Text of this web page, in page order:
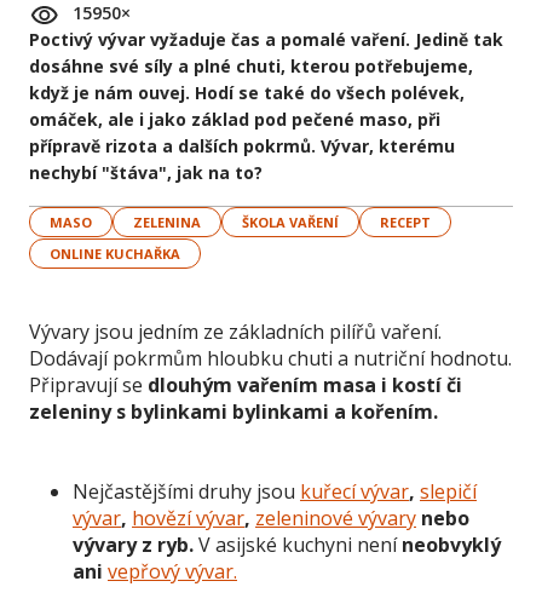
15950×
Poctivý vývar vyžaduje čas a pomalé vaření. Jedině tak
dosáhne své síly a plné chuti, kterou potřebujeme,
když je nám ouvej. Hodí se také do všech polévek,
omáček, ale i jako základ pod pečené maso, při
přípravě rizota a dalších pokrmů. Vývar, kterému
nechybí "štáva", jak na to?
MASO ZELENINA ŠKOLA VAŘENÍ
RECEPT
ONLINE KUCHAŘKA
Vývary jsou jedním ze základních pilířů vaření.
Dodávají pokrmům hloubku chuti a nutriční hodnotu.
Připravují se dlouhým vařením masa i kostí či
zeleniny s bylinkami bylinkami a kořením.
Nejčastějšími druhy jsou kuřecí vývar, slepičí
vývar, hovězí vývar, zeleninové vývary nebo
vývary z ryb.V asijské kuchyni neníneobvyklý
ani vepřový vývar.